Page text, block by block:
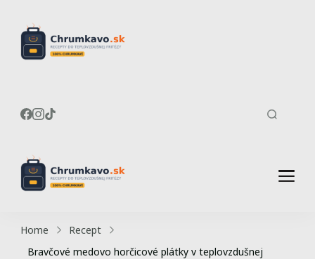
fritézy
Home
Recept
Bravčové medovo horčicové plátky v teplovzdušnej